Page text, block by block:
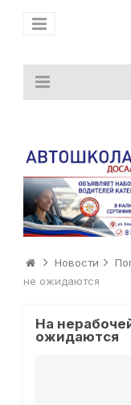
Новости
не ожидаются
На
ожидаются